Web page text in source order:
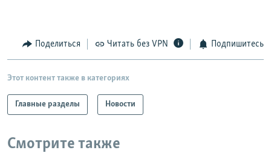
Поделиться Читать без VPN Подпишитесь
Этот контент также в категориях
Главные разделы Новости
Смотрите также